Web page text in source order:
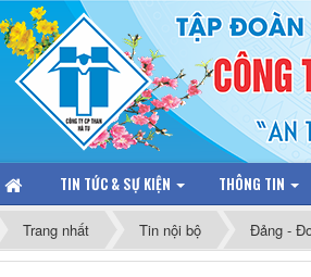
TIN TỨC & SỰ KIỆN THÔNG TIN
Trang nhất Tin nội bộ Đảng -